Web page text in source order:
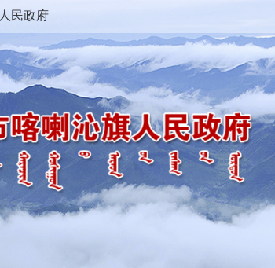
民政府